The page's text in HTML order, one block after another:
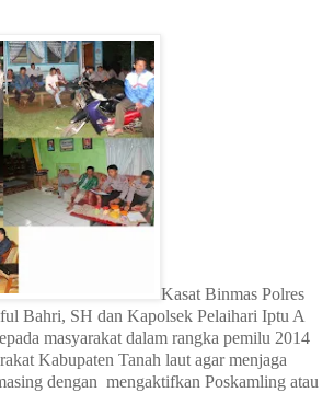
Kasat Binmas Polres
Bahri, SH dan Kapolsek Pelaihari Iptu A
masyarakat dalam rangka pemilu 2014
Kabupaten Tanah laut agar menjaga
dengan mengaktifkan Poskamling atau